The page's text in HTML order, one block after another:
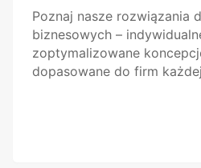
Poznaj nasze rozwiązania
biznesowych –
zoptymalizowane
dopasowane do firm